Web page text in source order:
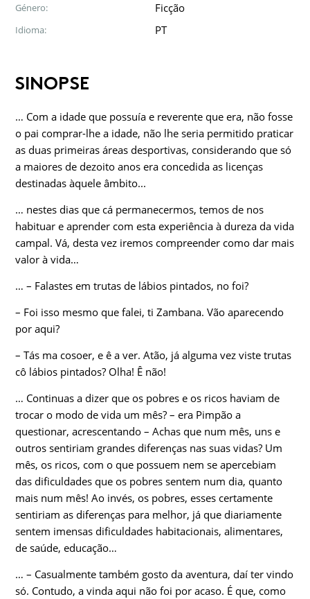
Género: Ficção
Idioma: PT
SINOPSE
… Com a idade que possuía e reverente que era, não fosse
o pai comprar-lhe a idade, não lhe seria permitido praticar
as duas primeiras áreas desportivas, considerando que só
a maiores de dezoito anos era concedida as licenças
destinadas àquele âmbito...
… nestes dias que cá permanecermos, temos de nos
habituar e aprender com esta experiência à dureza da vida
campal. Vá, desta vez iremos compreender como dar mais
valor à vida…
… – Falastes em trutas de lábios pintados, no foi?
– Foi isso mesmo que falei, ti Zambana. Vão aparecendo
por aqui?
– Tás ma cosoer, e ê a ver. Atão, já alguma vez viste trutas
cô lábios pintados? Olha! Ê não!
… Continuas a dizer que os pobres e os ricos haviam de
trocar o modo de vida um mês? – era Pimpão a
questionar, acrescentando – Achas que num mês, uns e
outros sentiriam grandes diferenças nas suas vidas? Um
mês, os ricos, com o que possuem nem se apercebiam
das dificuldades que os pobres sentem num dia, quanto
mais num mês! Ao invés, os pobres, esses certamente
sentiriam as diferenças para melhor, já que diariamente
sentem imensas dificuldades habitacionais, alimentares,
de saúde, educação…
… – Casualmente também gosto da aventura, daí ter vindo
só. Contudo, a vinda aqui não foi por acaso. É que, como